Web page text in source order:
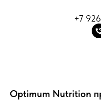
+7
Optimum Nutrition